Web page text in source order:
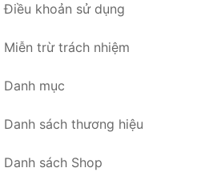
Điều khoản sử dụng
Miễn trừ trách nhiệm
Danh mục
Danh sách thương hiệu
Danh sách Shop